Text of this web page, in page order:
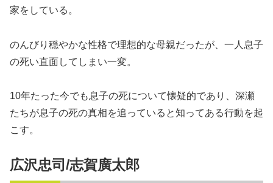
家をしている。
のんびり穏やかな性格で理想的な母親だったが、一人息子
の死い直面してしまい一変。
10年たった今でも息子の死について懐疑的であり、深瀬
たちが息子の死の真相を追っていると知ってある行動を起
こす。
広沢忠司/志賀廣太郎